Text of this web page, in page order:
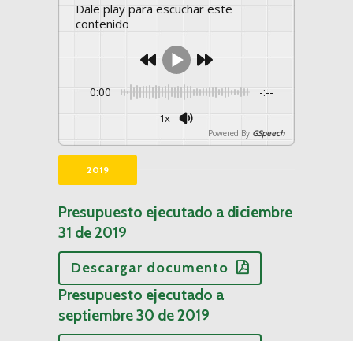
Dale play para escuchar este
contenido
0:00 -:--
1x
Powered By GSpeech
2019
Presupuesto ejecutado a diciembre
31 de 2019
Descargar documento
Presupuesto ejecutado a
septiembre 30 de 2019